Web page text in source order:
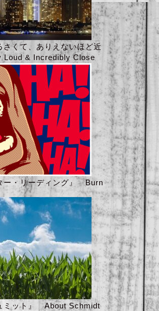
さくて、ありえないほど近
& Incredibly Close
ー・リーディング』 Burn
ミット』 About Schmidt